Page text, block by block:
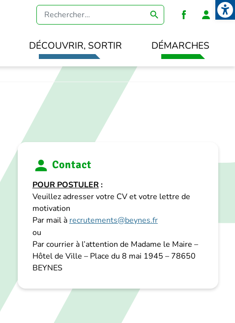
DÉCOUVRIR, SORTIR DÉMARCHES
Contact
POUR POSTULER :
Veuillez adresser votre CV et votre lettre de
motivation
Par mail à recrutements@beynes.fr
ou
Par courrier à l’attention de Madame le Maire –
Hôtel de Ville – Place du 8 mai 1945 – 78650
BEYNES